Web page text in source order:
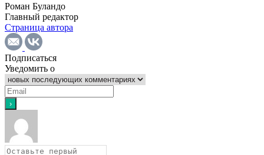
Роман Буландо
Главный редактор
Страница автора
Подписаться
Уведомить о